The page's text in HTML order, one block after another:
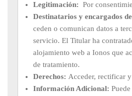
Legitimación: Por
Destinatarios y encargados
ceden o comunican datos a
servicio. El Titular ha
alojamiento web a Ionos que
de tratamiento.
Derechos: Acceder, rectificar
Información Adicional: